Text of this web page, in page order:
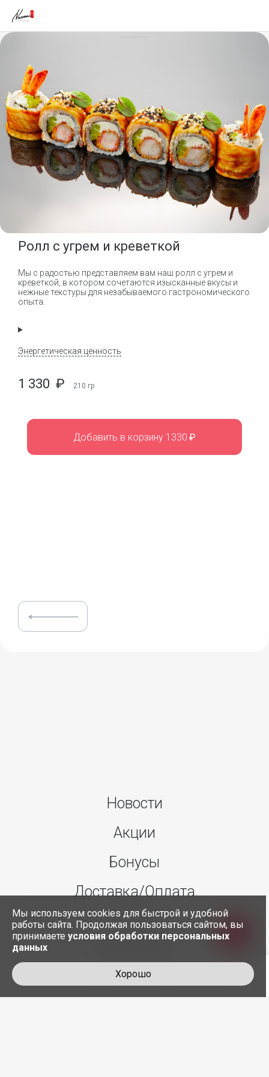
Ролл с угрем и креветкой
Мы с радостью представляем вам наш ролл с угрем и
креветкой, в котором сочетаются изысканные вкусы и
нежные текстуры для незабываемого гастрономического
опыта.
Энергетическая ценность
1 330 ₽ 210 гр
Добавить в корзину 1330 ₽
Новости
Акции
Бонусы
Доставка/Оплата
О нас
Мы используем cookies для быстрой и удобной
работы сайта. Продолжая пользоваться сайтом, вы
принимаете условия обработки персональных
данных
Хорошо